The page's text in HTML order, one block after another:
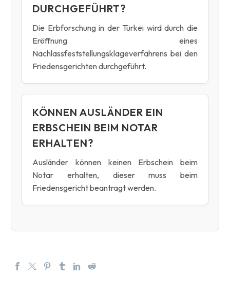
DURCHGEFÜHRT?
Die Erbforschung in der Türkei wird durch die
Eröffnung eines
Nachlassfeststellungsklageverfahrens bei den
Friedensgerichten durchgeführt.
KÖNNEN AUSLÄNDER EIN
ERBSCHEIN BEIM NOTAR
ERHALTEN?
Ausländer können keinen Erbschein beim
Notar erhalten, dieser muss beim
Friedensgericht beantragt werden.